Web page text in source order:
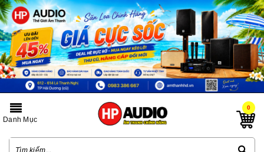
0
Danh Mục